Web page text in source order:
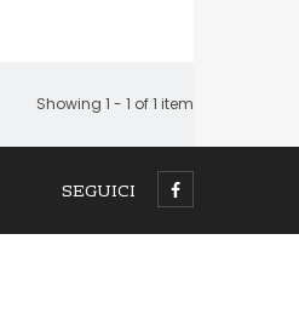
Showing 1 - 1 of 1 item
SEGUICI